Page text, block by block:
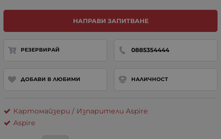
НАПРАВИ ЗАПИТВАНЕ
РЕЗЕРВИРАЙ 0885354444
ДОБАВИ В ЛЮБИМИ НАЛИЧНОСТ
Картомайзери / Изпарители Aspire
Aspire